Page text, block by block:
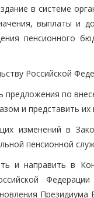
в системе
выплаты и
пенсионного
Российской
предложения по
и представить
изменений в
пенсионной
и направить в